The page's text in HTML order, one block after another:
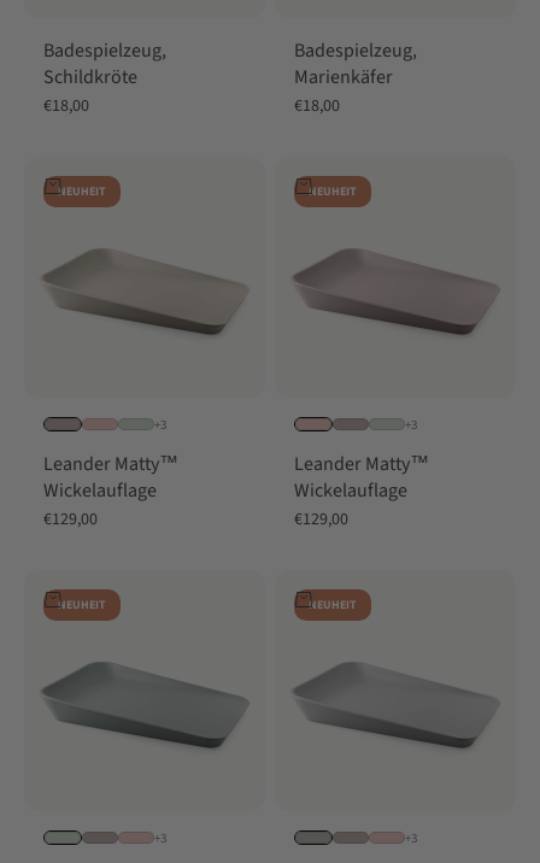
Badespielzeug,
Schildkröte
Angebot
€18,00
Badespielzeug,
Marienkäfer
Angebot
€18,00
NEUHEIT
In den Warenkorb
+3
Leander Matty™
Wickelauflage
Angebot
€129,00
NEUHEIT
In den Warenkorb
+3
Leander Matty™
Wickelauflage
Angebot
€129,00
NEUHEIT
In den Warenkorb
+3
NEUHEIT
In den Warenkorb
+3